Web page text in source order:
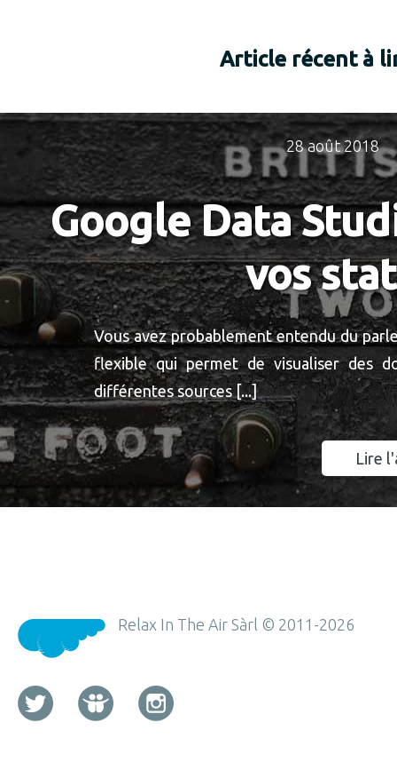
Article récent à
28 août 2018
Google Data
vos
Vous avez probablement entendu du
flexible qui permet de visualiser des
différentes sources [...]
Lire
Relax In The Air Sàrl © 2011-2026